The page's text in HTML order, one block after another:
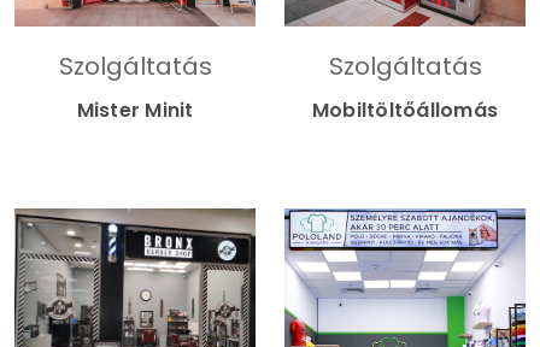
Szolgáltatás
Mister Minit
Szolgáltatás
Mobiltöltőállomás